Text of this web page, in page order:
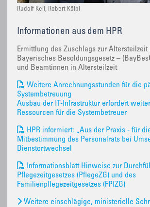
Rudolf Keil, Robert Kölbl
Informationen aus dem HPR
Ermittlung des Zuschlags zur Altersteilzeit
Bayerisches Besoldungsgesetz –
und Beamtinnen in Altersteilzeit
Weitere Anrechnungsstunden für die
Systembetreuung
Ausbau der IT-Infrastruktur erfordert
Ressourcen für die Systembetreuer
HPR informiert: „Aus der Praxis - für
Mitbestimmung des Personalrats bei
Dienstortwechsel
Informationsblatt Hinweise zur
Pflegezeitgesetzes (PflegeZG) und des
Familienpflegezeitgesetzes (FPfZG)
Weitere einschlägige, ministerielle